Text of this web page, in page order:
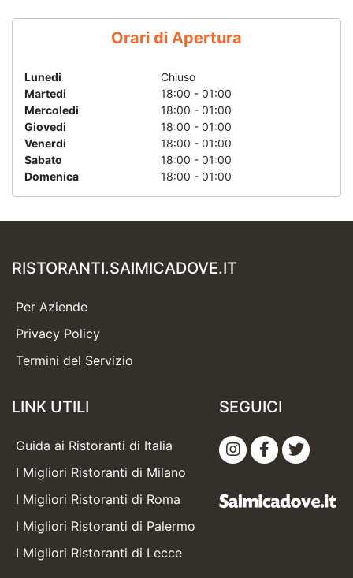
Orari di Apertura
Lunedi
Chiuso
Martedi
18:00 - 01:00
Mercoledi
18:00 - 01:00
Giovedi
18:00 - 01:00
Venerdi
18:00 - 01:00
Sabato
18:00 - 01:00
Domenica
18:00 - 01:00
RISTORANTI.SAIMICADOVE.IT
Per Aziende
Privacy Policy
Termini del Servizio
LINK UTILI
Guida ai Ristoranti di Italia
I Migliori Ristoranti di Milano
I Migliori Ristoranti di Roma
I Migliori Ristoranti di Palermo
I Migliori Ristoranti di Lecce
SEGUICI